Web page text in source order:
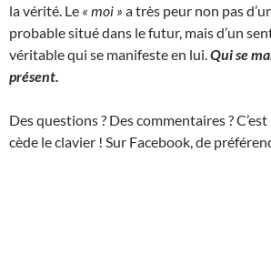
la vérité. Le « moi » a très peur non pas
probable situé dans le futur, mais d’un
véritable qui se manifeste en lui. Qui se
présent.
Des questions ? Des commentaires ?
cède le clavier ! Sur Facebook, de